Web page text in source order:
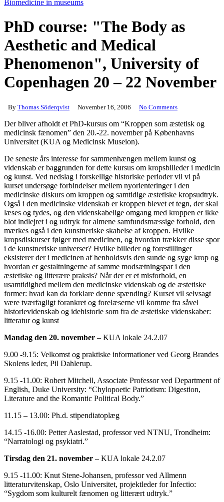
Close
Biomedicine in museums
PhD course: "The Body as
Aesthetic and Medical
Phenomenon", University of
Copenhagen 20 – 22 November
By Thomas Söderqvist November 16, 2006 No Comments
Der bliver afholdt et PhD-kursus om “Kroppen som æstetisk og
medicinsk fænomen” den 20.-22. november på Københavns
Universitet (KUA og Medicinsk Museion).
De seneste års interesse for sammenhængen mellem kunst og
videnskab er baggrunden for dette kursus om kropsbilleder i medicin
og kunst. Ved nedslag i forskellige historiske perioder vil vi på
kurset undersøge forbindelser mellem nyorienteringer i den
medicinske diskurs om kroppen og samtidige æstetiske kropsudtryk.
Også i den medicinske videnskab er kroppen blevet et tegn, der skal
læses og tydes, og den videnskabelige omgang med kroppen er ikke
blot indlejret i og udtryk for almene samfundsmæssige forhold, den
mærkes også i den kunstneriske skabelse af kroppen. Hvilke
kropsdiskurser følger med medicinen, og hvordan trækker disse spor
i de kunstneriske universer? Hvilke billeder og forestillinger
eksisterer der i medicinen af henholdsvis den sunde og syge krop og
hvordan er gestaltningerne af samme modsætningspar i den
æstetiske og litterære praksis? Når der er et misforhold, en
usamtidighed mellem den medicinske videnskab og de æstetiske
former: hvad kan da forklare denne spænding? Kurset vil selvsagt
være tværfagligt forankret og forelæserne vil komme fra såvel
historievidenskab og idehistorie som fra de æstetiske videnskaber:
litteratur og kunst
Mandag den 20. november – KUA lokale 24.2.07
9.00 -9.15: Velkomst og praktiske informationer ved Georg Brandes
Skolens leder, Pil Dahlerup.
9.15 -11.00: Robert Mitchell, Associate Professor ved Department of
English, Duke University: “Chylopoetic Patriotism: Digestion,
Literature and the Romantic Political Body.”
11.15 – 13.00: Ph.d. stipendiatoplæg
14.15 -16.00: Petter Aaslestad, professor ved NTNU, Trondheim:
“Narratologi og psykiatri.”
Tirsdag den 21. november – KUA lokale 24.2.07
9.15 -11.00: Knut Stene-Johansen, professor ved Allmenn
litteraturvitenskap, Oslo Universitet, projektleder for Infectio:
“Sygdom som kulturelt fænomen og litterært udtryk.”